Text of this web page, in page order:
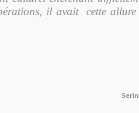
il avait cette allure